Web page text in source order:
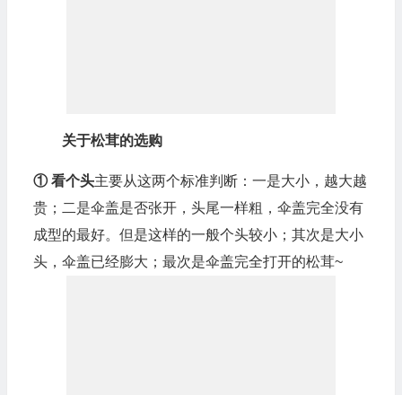
关于松茸的选购
① 看个头主要从这两个标准判断：一是大小，越大越
贵；二是伞盖是否张开，头尾一样粗，伞盖完全没有
成型的最好。但是这样的一般个头较小；其次是大小
头，伞盖已经膨大；最次是伞盖完全打开的松茸~